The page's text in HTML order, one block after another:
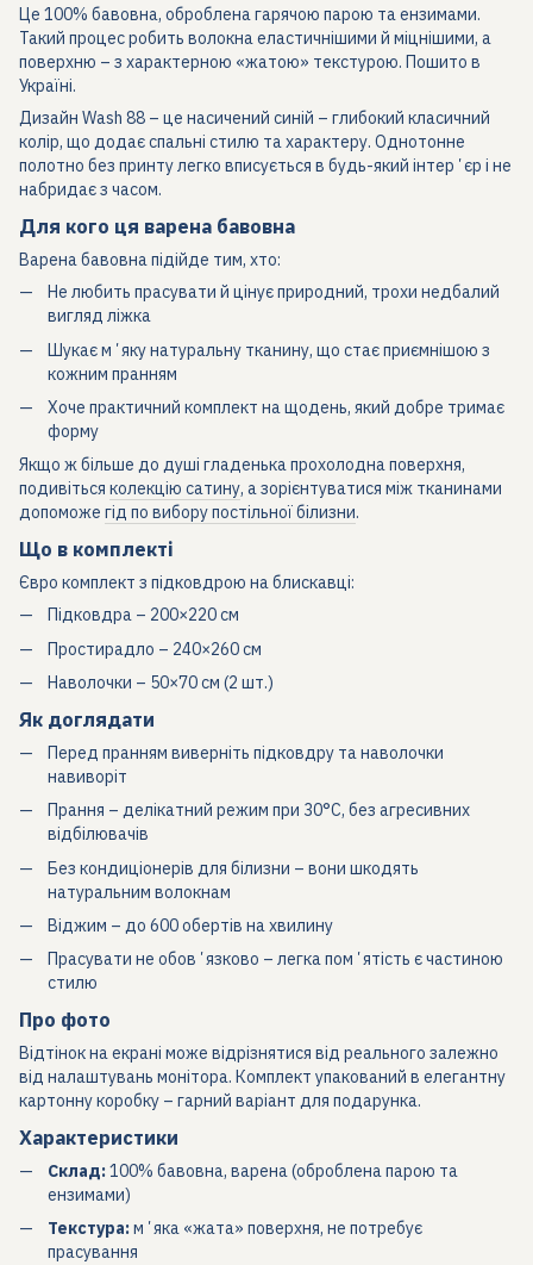
Це 100% бавовна, оброблена гарячою парою та ензимами.
Такий процес робить волокна еластичнішими й міцнішими, а
поверхню – з характерною «жатою» текстурою. Пошито в
Україні.
Дизайн Wash 88 – це насичений синій – глибокий класичний
колір, що додає спальні стилю та характеру. Однотонне
полотно без принту легко вписується в будь-який інтерʼєр і не
набридає з часом.
Для кого ця варена бавовна
Варена бавовна підійде тим, хто:
Не любить прасувати й цінує природний, трохи недбалий
вигляд ліжка
Шукає мʼяку натуральну тканину, що стає приємнішою з
кожним пранням
Хоче практичний комплект на щодень, який добре тримає
форму
Якщо ж більше до душі гладенька прохолодна поверхня,
подивіться колекцію сатину, а зорієнтуватися між тканинами
допоможе гід по вибору постільної білизни.
Що в комплекті
Євро комплект з підковдрою на блискавці:
Підковдра – 200×220 см
Простирадло – 240×260 см
Наволочки – 50×70 см (2 шт.)
Як доглядати
Перед пранням виверніть підковдру та наволочки
навиворіт
Прання – делікатний режим при 30°C, без агресивних
відбілювачів
Без кондиціонерів для білизни – вони шкодять
натуральним волокнам
Віджим – до 600 обертів на хвилину
Прасувати не обовʼязково – легка помʼятість є частиною
стилю
Про фото
Відтінок на екрані може відрізнятися від реального залежно
від налаштувань монітора. Комплект упакований в елегантну
картонну коробку – гарний варіант для подарунка.
Характеристики
Склад:100% бавовна, варена (оброблена парою та
ензимами)
Текстура:мʼяка «жата» поверхня, не потребує
прасування